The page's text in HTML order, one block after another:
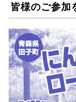
皆様のご参加